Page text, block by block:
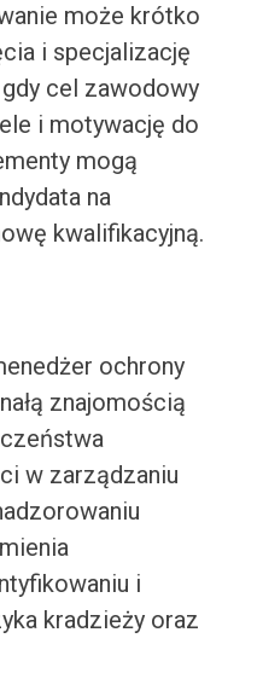
może krótko
i specjalizację
cel zawodowy
i motywację do
mogą
na
kwalifikacyjną.
ochrony
znajomością
w zarządzaniu
i
kradzieży oraz